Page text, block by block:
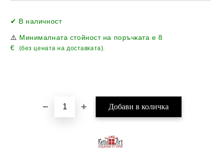
✔ В наличност
⚠️ Минималната стойност на поръчката е8
€
(без цената на доставката).